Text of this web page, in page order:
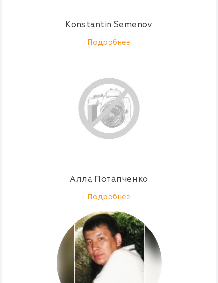
Konstantin Semenov
Подробнее
Алла Потапченко
Подробнее